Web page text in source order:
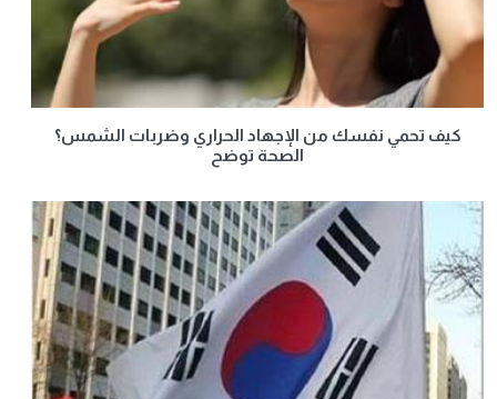
كيف تحمي نفسك من الإجهاد الحراري وضربات الشمس؟
الصحة توضح